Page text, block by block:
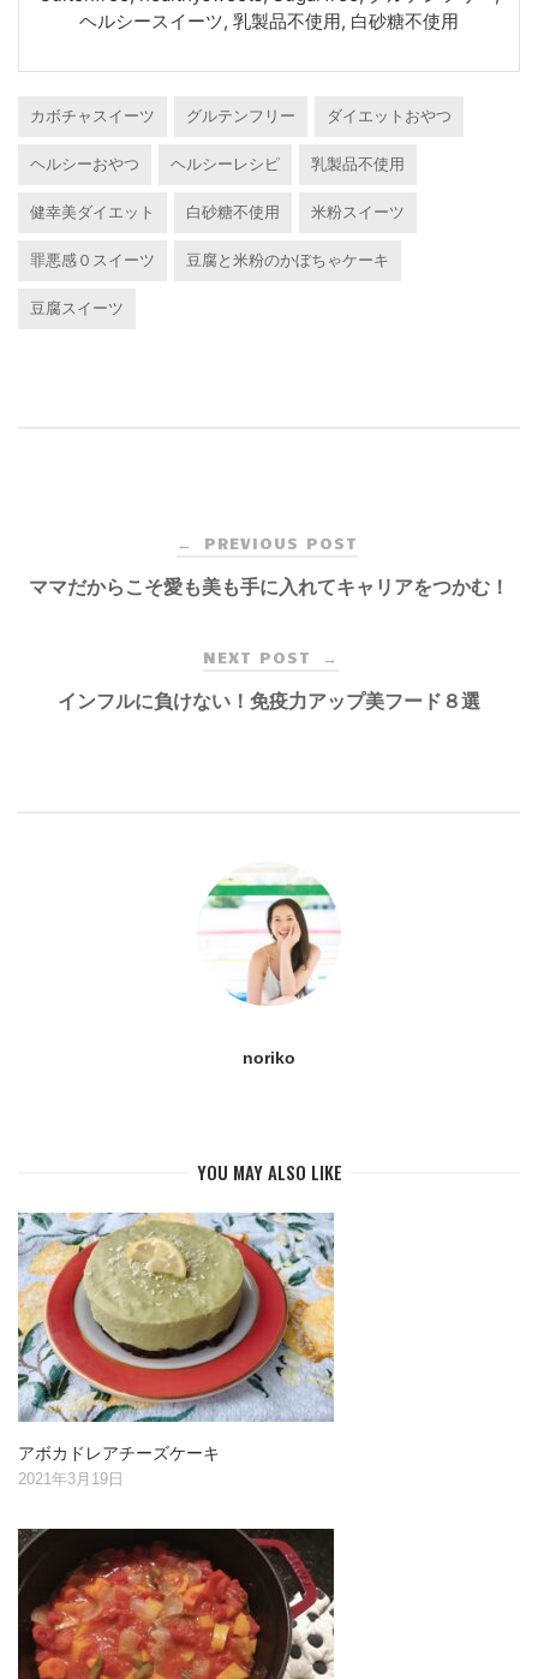
ヘルシースイーツ, 乳製品不使用, 白砂糖不使用
カボチャスイーツ グルテンフリー ダイエットおやつ
ヘルシーおやつ ヘルシーレシピ 乳製品不使用
健幸美ダイエット 白砂糖不使用 米粉スイーツ
罪悪感０スイーツ 豆腐と米粉のかぼちゃケーキ
豆腐スイーツ
navigation
← PREVIOUS POST
ママだからこそ愛も美も手に入れてキャリアをつかむ！
NEXT POST →
インフルに負けない！免疫力アップ美フード８選
noriko
YOU MAY ALSO LIKE
アボカドレアチーズケーキ
2021年3月19日